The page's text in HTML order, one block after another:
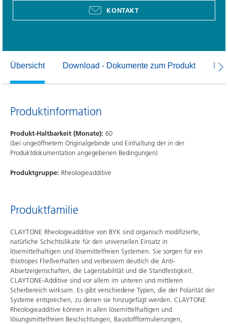
KONTAKT
Übersicht Download - Dokumente zum Produkt
Produktinformation
Produkt-Haltbarkeit (Monate): 60
(bei ungeöffnetem Originalgebinde und Einhaltung der in der
Produktdokumentation angegebenen Bedingungen)
Produktgruppe: Rheologieadditive
Produktfamilie
CLAYTONE Rheologieadditive von BYK sind organisch modifizierte,
natürliche Schichtsilikate für den universellen Einsatz in
lösemittelhaltigen und lösemittelfreien Systemen. Sie sorgen für ein
thixtropes Fließverhalten und verbessern deutlich die Anti-
Absetzeigenschaften, die Lagerstabilität und die Standfestigkeit.
CLAYTONE-Additive sind vor allem im unteren und mittleren
Scherbereich wirksam. Es gibt verschiedene Typen, die der Polarität der
Systeme entsprechen, zu denen sie hinzugefügt werden. CLAYTONE
Rheologieadditive können in allen lösemittelhaltigen und
lösungsmittelfreien Beschichtungen, Baustoffformulierungen,